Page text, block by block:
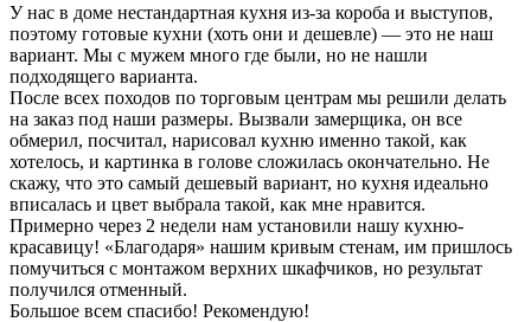
У нас в доме нестандартная кухня из-за короба и выступов,
поэтому готовые кухни (хоть они и дешевле) — это не наш
вариант. Мы с мужем много где были, но не нашли
подходящего варианта.
После всех походов по торговым центрам мы решили делать
на заказ под наши размеры. Вызвали замерщика, он все
обмерил, посчитал, нарисовал кухню именно такой, как
хотелось, и картинка в голове сложилась окончательно. Не
скажу, что это самый дешевый вариант, но кухня идеально
вписалась и цвет выбрала такой, как мне нравится.
Примерно через 2 недели нам установили нашу кухню-
красавицу! «Благодаря» нашим кривым стенам, им пришлось
помучиться с монтажом верхних шкафчиков, но результат
получился отменный.
Большое всем спасибо! Рекомендую!